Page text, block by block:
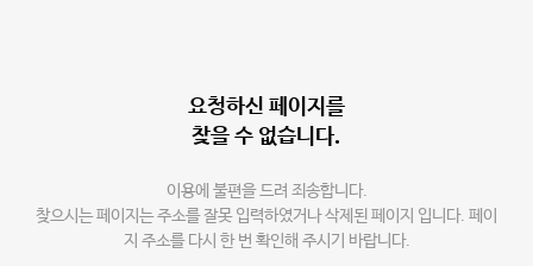
요청하신 페이지를
찾을 수 없습니다.
이용에 불편을 드려 죄송합니다.
찾으시는 페이지는 주소를 잘못 입력하였거나 삭제된 페이지 입니다. 페이
지 주소를 다시 한 번 확인해 주시기 바랍니다.